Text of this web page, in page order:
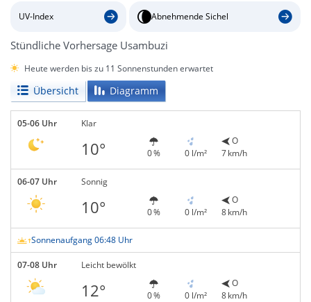
UV-Index Abnehmende Sichel
Stündliche Vorhersage Usambuzi
Heute werden bis zu 11 Sonnenstunden erwartet
Übersicht Diagramm
05-06 Uhr Klar
10° 0 % 0 l/m²
O
7 km/h
06-07 Uhr Sonnig
10° 0 % 0 l/m²
O
8 km/h
Sonnenaufgang 06:48 Uhr
07-08 Uhr Leicht bewölkt
12° 0 % 0 l/m²
O
8 km/h